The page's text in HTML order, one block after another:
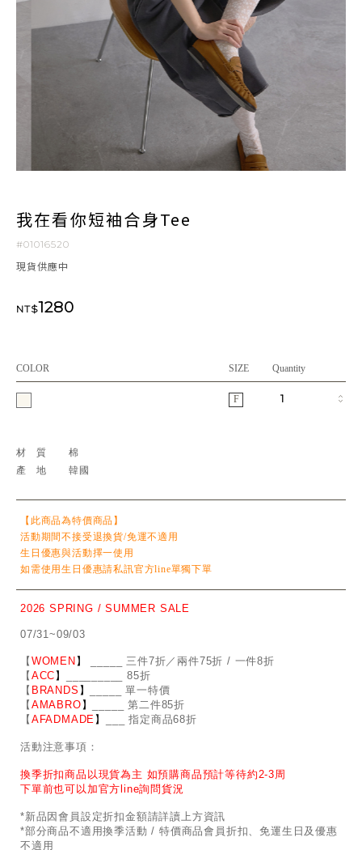
我在看你短袖合身Tee
#01016520
現貨供應中
NT$1280
COLOR SIZE Quantity
F
材質棉
產地韓國
【此商品為特價商品】
活動期間不接受退換貨/免運不適用
生日優惠與活動擇一使用
如需使用生日優惠請私訊官方line單獨下單
2026 SPRING / SUMMER SALE
07/31~09/03
【 WOMEN 】
___ 三件7折／兩件75折 / 一件8折
【 ACC 】
____ 85折
【 BRANDS 】
_ 單一特價
【 AMABRO 】
_ 第二件85折
【 AFADMADE 】 ___ 指定商品68折
活動注意事項：
換季折扣商品以現貨為主 如預購商品預計等待約2-3周
下單前也可以加官方line詢問貨況
*新品因會員設定折扣金額請詳讀上方資訊
*部分商品不適用換季活動 / 特價商品會員折扣、免運生日及優惠
不適用